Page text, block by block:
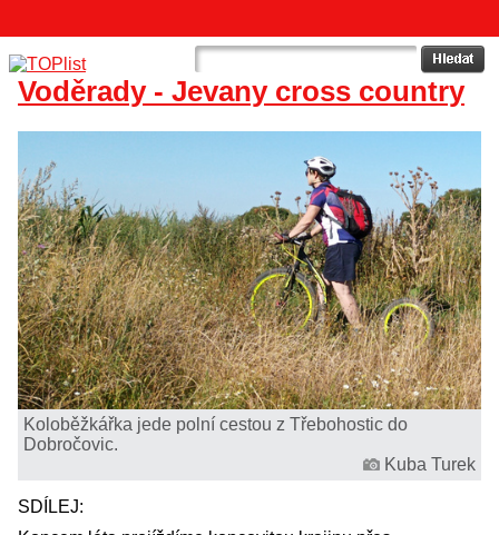
Voděrady - Jevany cross country
Koloběžkářka jede polní cestou z Třebohostic do
Dobročovic.
Kuba Turek
SDÍLEJ: